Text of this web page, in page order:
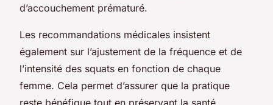
d’accouchement prématuré.
Les recommandations médicales insistent
également sur l’ajustement de la fréquence et de
l’intensité des squats en fonction de chaque
femme. Cela permet d’assurer que la pratique
reste bénéfique tout en préservant la santé